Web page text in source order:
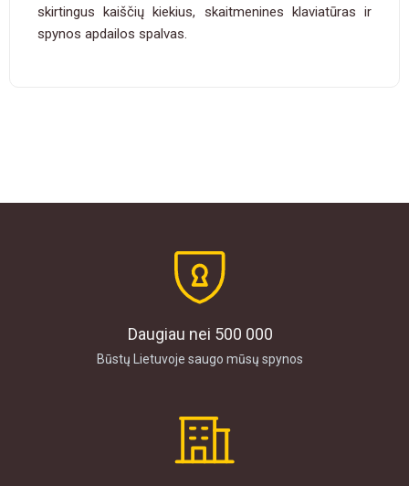
skirtingus kaiščių kiekius, skaitmenines klaviatūras ir
spynos apdailos spalvas.
Daugiau nei 500 000
Būstų Lietuvoje saugo mūsų spynos